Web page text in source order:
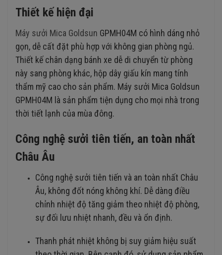
Thiết kế hiện đại
Máy sưởi Mica Goldsun GPMH04M có hình dáng nhỏ
gọn, dễ cất đặt phù hợp với không gian phòng ngủ.
Thiết kế chân dạng bánh xe dễ di chuyển từ phòng
này sang phòng khác, hộp dây giấu kín mang tính
thẩm mỹ cao cho sản phẩm. Máy sưởi Mica Goldsun
GPMH04M là sản phẩm tiện dụng cho mọi nhà trong
thời tiết lạnh của mùa đông.
Công nghệ sưởi tiên tiến, an toàn nhất
Châu Âu
Công nghệ sưởi tiên tiến và an toàn nhất Châu
Âu, không đốt nóng không khí. Dễ dàng điều
chỉnh nhiệt độ tăng giảm theo nhiệt độ phòng,
sự đối lưu nhiệt nhanh, đều và ổn định.
Thanh phát nhiệt không bị suy giảm hiệu suất